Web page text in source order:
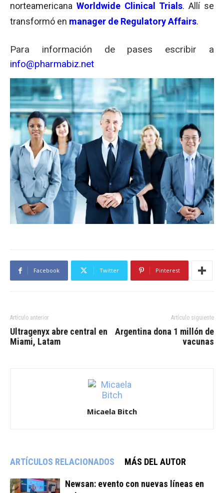
norteamericana Worldwide Clinical Trials. Allí se
transformó en manager de Regulatory Affairs.
Para información de pases escribir a
info@pharmabiz.net
Facebook Twitter Pinterest
Artículo anterior
Ultragenyx abre central en
Miami, Latam
Artículo siguiente
Argentina dona 1 millón de
vacunas
Micaela Bitch
ARTÍCULOS RELACIONADOS MÁS DEL AUTOR
Newsan: evento con nuevas líneas en